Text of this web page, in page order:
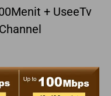
+ UseeTv